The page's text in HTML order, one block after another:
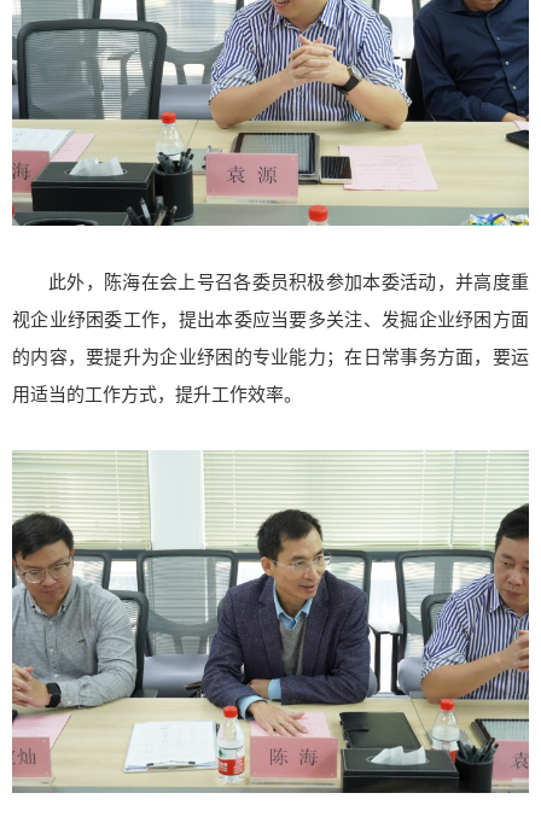
此外，陈海在会上号召各委员积极参加本委活动，并高度重
视企业纾困委工作，提出本委应当要多关注、发掘企业纾困方面
的内容，要提升为企业纾困的专业能力；在日常事务方面，要运
用适当的工作方式，提升工作效率。